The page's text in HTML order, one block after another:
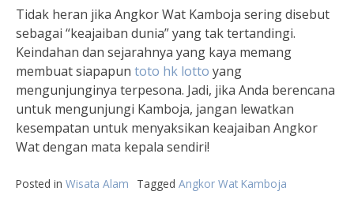
Tidak heran jika Angkor Wat Kamboja sering disebut
sebagai “keajaiban dunia” yang tak tertandingi.
Keindahan dan sejarahnya yang kaya memang
membuat siapapun toto hk lotto yang
mengunjunginya terpesona. Jadi, jika Anda berencana
untuk mengunjungi Kamboja, jangan lewatkan
kesempatan untuk menyaksikan keajaiban Angkor
Wat dengan mata kepala sendiri!
Posted in Wisata Alam Tagged Angkor Wat Kamboja